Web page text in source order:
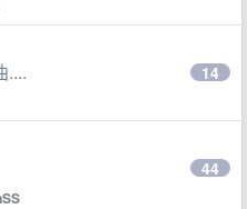
.... 14
44